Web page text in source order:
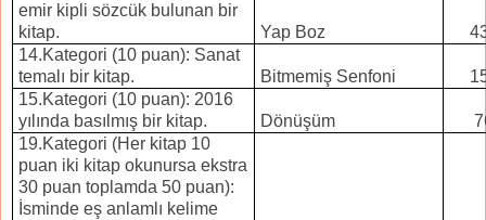
emir kipli sözcük bulunan bir
kitap.
Yap Boz
14.Kategori (10 puan): Sanat
temalı bir kitap.
Bitmemiş Senfoni
15.Kategori (10 puan): 2016
yılında basılmış bir kitap.
Dönüşüm
19.Kategori (Her kitap 10
puan iki kitap okunursa ekstra
30 puan toplamda 50 puan):
İsminde eş anlamlı kelime